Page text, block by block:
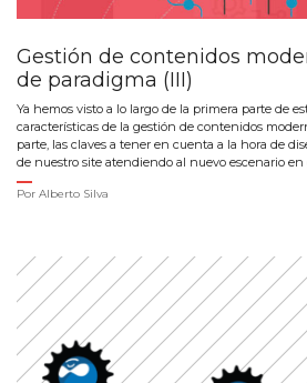
Gestión de contenidos
de paradigma (III)
Ya hemos visto a lo largo de la primera parte de
características de la gestión de contenidos
parte, las claves a tener en cuenta a la hora de
de nuestro site atendiendo al nuevo escenario en
Por Alberto Silva